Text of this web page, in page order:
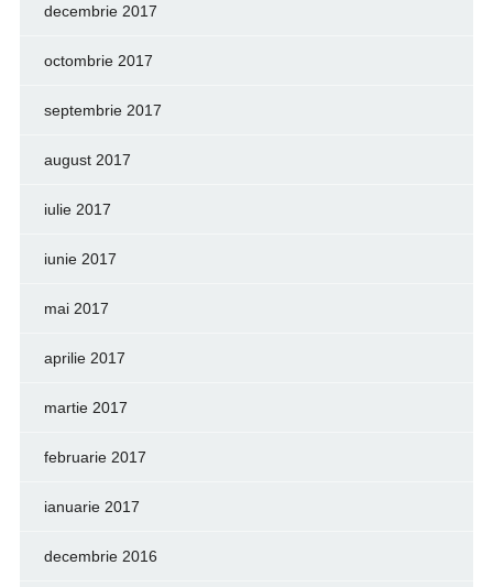
decembrie 2017
octombrie 2017
septembrie 2017
august 2017
iulie 2017
iunie 2017
mai 2017
aprilie 2017
martie 2017
februarie 2017
ianuarie 2017
decembrie 2016